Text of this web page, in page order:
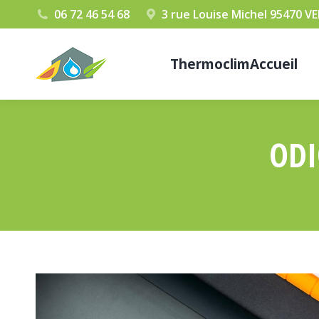
06 72 46 54 68 3 rue Louise Michel 95470
ThermoclimAccueil